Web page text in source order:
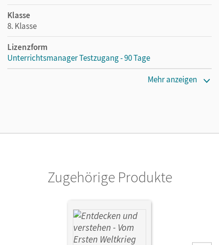
Klasse
8. Klasse
Lizenzform
Unterrichtsmanager Testzugang - 90 Tage
Unterrichtsmanager 90 Tage lang zu testen.
Mehr anzeigen
Zugehörige Produkte